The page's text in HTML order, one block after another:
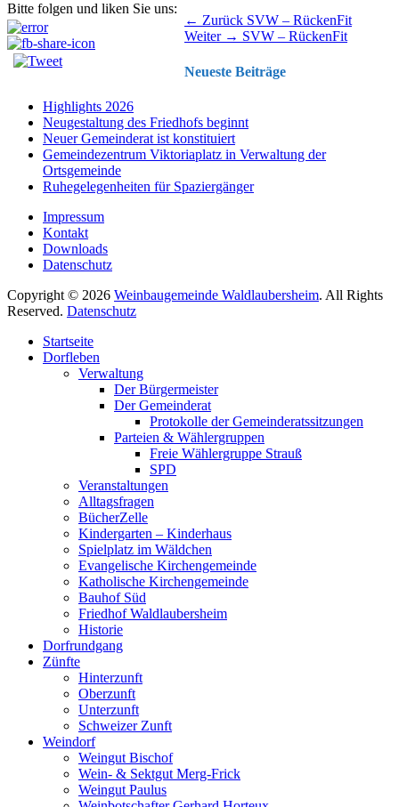
Bitte folgen und liken Sie uns:
Beitragsnavigation ← Zurück Vorhergehender
Beitrag:
SVW – RückenFit
Weiter → Nächster
SVW – RückenFit
Neueste Beiträge
Highlights 2026
Neugestaltung des Friedhofs beginnt
Neuer Gemeinderat ist konstituiert
Gemeindezentrum Viktoriaplatz in Verwaltung der
Ortsgemeinde
Ruhegelegenheiten für Spaziergänger
Impressum
Kontakt
Downloads
Datenschutz
Copyright © 2026 Weinbaugemeinde Waldlaubersheim. All Rights
Reserved. Datenschutz
oben
scrollen
Startseite
Dorfleben
Verwaltung
Der Bürgermeister
Der Gemeinderat
Protokolle der Gemeinderatssitzungen
Parteien & Wählergruppen
Freie Wählergruppe Strauß
SPD
Veranstaltungen
Alltagsfragen
BücherZelle
Kindergarten – Kinderhaus
Spielplatz im Wäldchen
Evangelische Kirchengemeinde
Katholische Kirchengemeinde
Bauhof Süd
Friedhof Waldlaubersheim
Historie
Dorfrundgang
Zünfte
Hinterzunft
Oberzunft
Unterzunft
Schweizer Zunft
Weindorf
Weingut Bischof
Wein- & Sektgut Merg-Frick
Weingut Paulus